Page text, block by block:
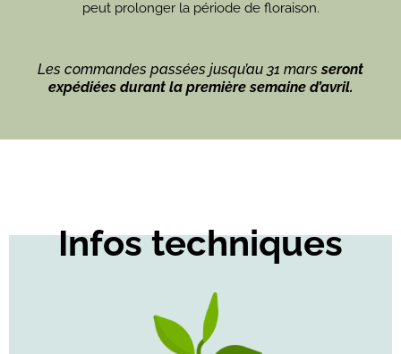
peut prolonger la période de floraison.
Les commandes passées jusqu’au 31 marsseront
expédiées durant la première semaine d’avril.
Infos techniques